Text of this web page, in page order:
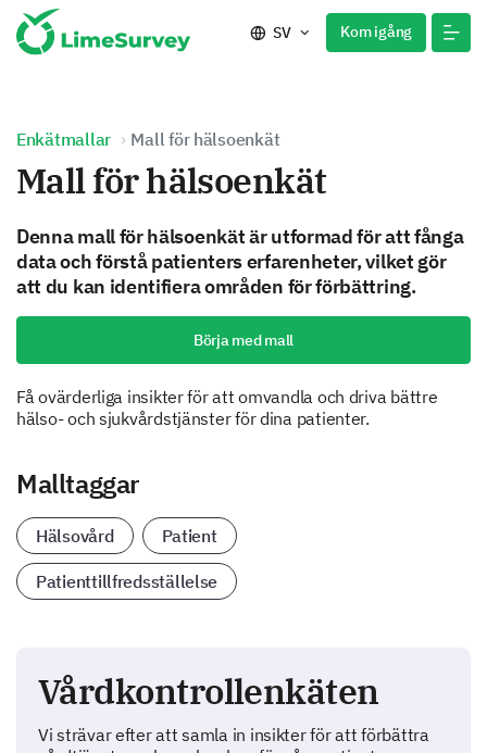
SV Kom igång
Enkätmallar Mall för hälsoenkät
Mall för hälsoenkät
Denna mall för hälsoenkät är utformad för att fånga
data och förstå patienters erfarenheter, vilket gör
att du kan identifiera områden för förbättring.
Börja med mall
Få ovärderliga insikter för att omvandla och driva bättre
hälso- och sjukvårdstjänster för dina patienter.
Malltaggar
Hälsovård Patient
Patienttillfredsställelse
Vårdkontrollenkäten
Vi strävar efter att samla in insikter för att förbättra